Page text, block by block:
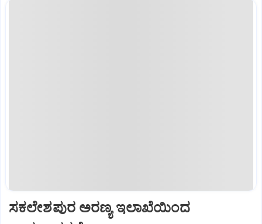
ಸಕಲೇಶಪುರ ಅರಣ್ಯ ಇಲಾಖೆಯಿಂದ